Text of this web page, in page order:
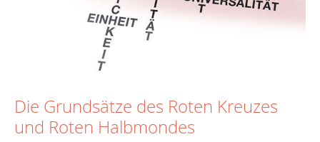
Die Grundsätze des Roten Kreuzes
und Roten Halbmondes